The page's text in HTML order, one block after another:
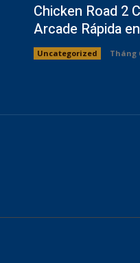
Chicken Road 2
Arcade Rápida
Uncategorized Tháng